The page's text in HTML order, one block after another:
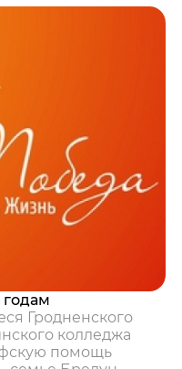
Гродненского
колледжа
помощь